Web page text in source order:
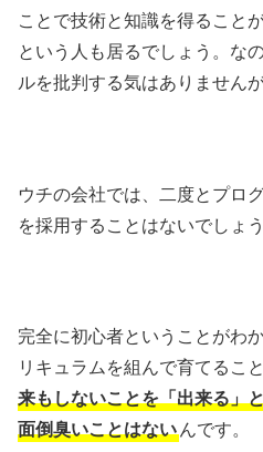
ことで技術と知識を得ること
という人も居るでしょう。な
ルを批判する気はありません
ウチの会社では、二度とプロ
を採用することはないでしょう
完全に初心者ということがわ
リキュラムを組んで育てるこ
来もしないことを「出来る」
面倒臭いことはない んです。